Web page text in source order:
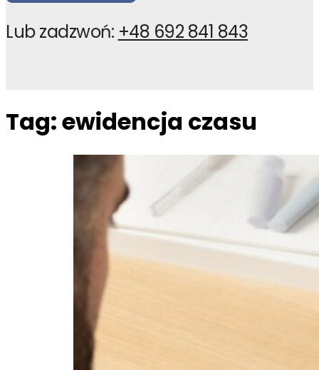
Lub zadzwoń: +48 692 841 843
Tag:ewidencja czasu